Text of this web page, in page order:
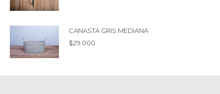
CANASTA GRIS MEDIANA
$29.000